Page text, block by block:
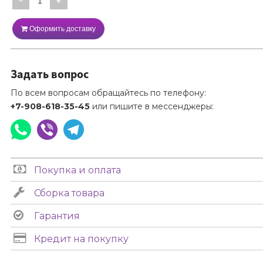
Оформить доставку
Задать вопрос
По всем вопросам обращайтесь по телефону:
+7-908-618-35-45 или пишите в мессенджеры:
Покупка и оплата
Сборка товара
Гарантия
Кредит на покупку